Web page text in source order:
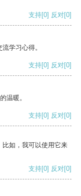
支持[0] 反对[0]
学习心得。
支持[0] 反对[0]
温暖。
支持[0] 反对[0]
如，我可以使用它来
支持[0] 反对[0]